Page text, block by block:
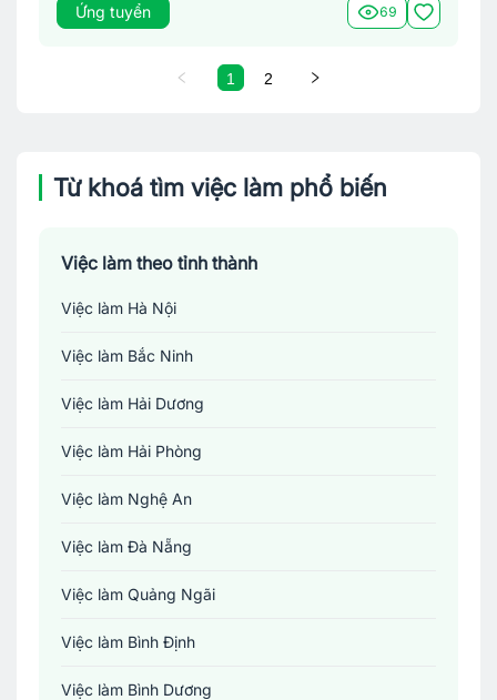
Ứng tuyển 69
1 2
Từ khoá tìm việc làm phổ biến
Việc làm theo tỉnh thành
Việc làm Hà Nội
Việc làm Bắc Ninh
Việc làm Hải Dương
Việc làm Hải Phòng
Việc làm Nghệ An
Việc làm Đà Nẵng
Việc làm Quảng Ngãi
Việc làm Bình Định
Việc làm Bình Dương